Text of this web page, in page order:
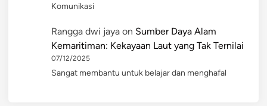
Komunikasi
Rangga dwi jaya on Sumber Daya Alam
Kemaritiman: Kekayaan Laut yang Tak Ternilai
07/12/2025
Sangat membantu untuk belajar dan menghafal